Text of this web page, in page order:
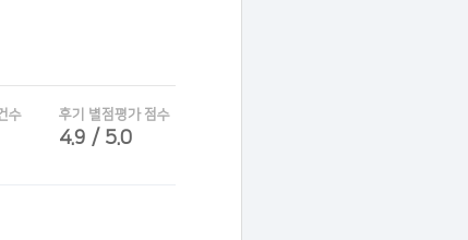
수 후기 별점평가 점수
4.9 / 5.0